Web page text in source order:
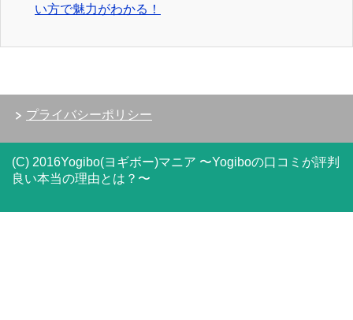
い方で魅力がわかる！
プライバシーポリシー
(C) 2016Yogibo(ヨギボー)マニア 〜Yogiboの口コミが評判
良い本当の理由とは？〜